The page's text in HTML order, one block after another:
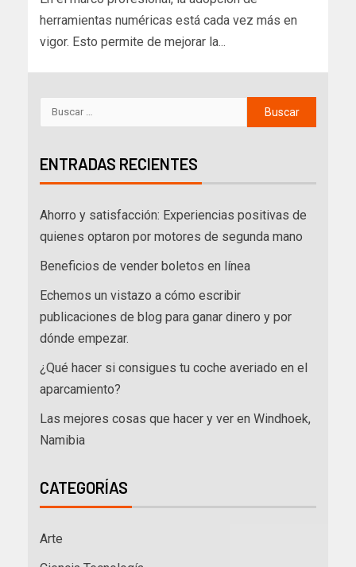
herramientas numéricas está cada vez más en
vigor. Esto permite de mejorar la...
ENTRADAS RECIENTES
Ahorro y satisfacción: Experiencias positivas de
quienes optaron por motores de segunda mano
Beneficios de vender boletos en línea
Echemos un vistazo a cómo escribir
publicaciones de blog para ganar dinero y por
dónde empezar.
¿Qué hacer si consigues tu coche averiado en el
aparcamiento?
Las mejores cosas que hacer y ver en Windhoek,
Namibia
CATEGORÍAS
Arte